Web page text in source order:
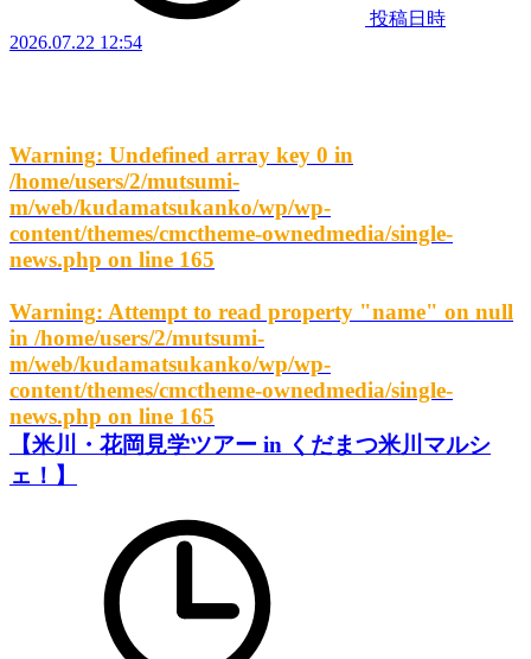
投稿日時
2026.07.22 12:54
Warning: Undefined array key 0 in
/home/users/2/mutsumi-
m/web/kudamatsukanko/wp/wp-
content/themes/cmctheme-ownedmedia/single-
news.php on line 165
Warning: Attempt to read property "name" on null
in /home/users/2/mutsumi-
m/web/kudamatsukanko/wp/wp-
content/themes/cmctheme-ownedmedia/single-
news.php on line 165
【米川・花岡見学ツアー in くだまつ米川マルシ
ェ！】